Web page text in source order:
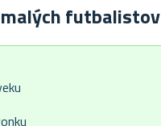
futbalistov